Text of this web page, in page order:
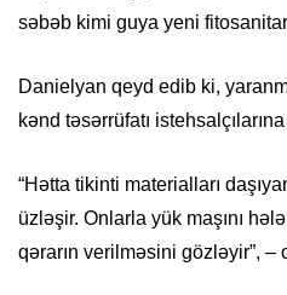
səbəb kimi guya yeni
Danielyan qeyd edib ki,
kənd təsərrüfatı
“Hətta tikinti materialları
üzləşir. Onlarla yük maşını
qərarın verilməsini gözləyir”, –